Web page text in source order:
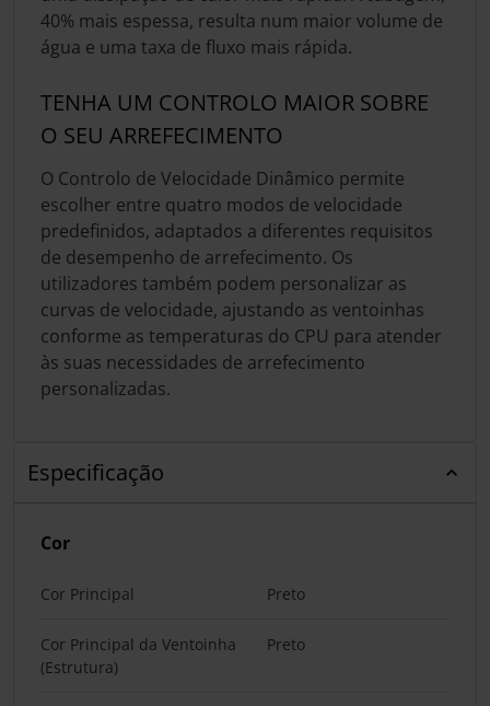
40% mais espessa, resulta num maior volume de
água e uma taxa de fluxo mais rápida.
TENHA UM CONTROLO MAIOR SOBRE
O SEU ARREFECIMENTO
O Controlo de Velocidade Dinâmico permite
escolher entre quatro modos de velocidade
predefinidos, adaptados a diferentes requisitos
de desempenho de arrefecimento. Os
utilizadores também podem personalizar as
curvas de velocidade, ajustando as ventoinhas
conforme as temperaturas do CPU para atender
às suas necessidades de arrefecimento
personalizadas.
Especificação
Cor
Cor Principal Preto
Cor Principal da Ventoinha
(Estrutura)
Preto